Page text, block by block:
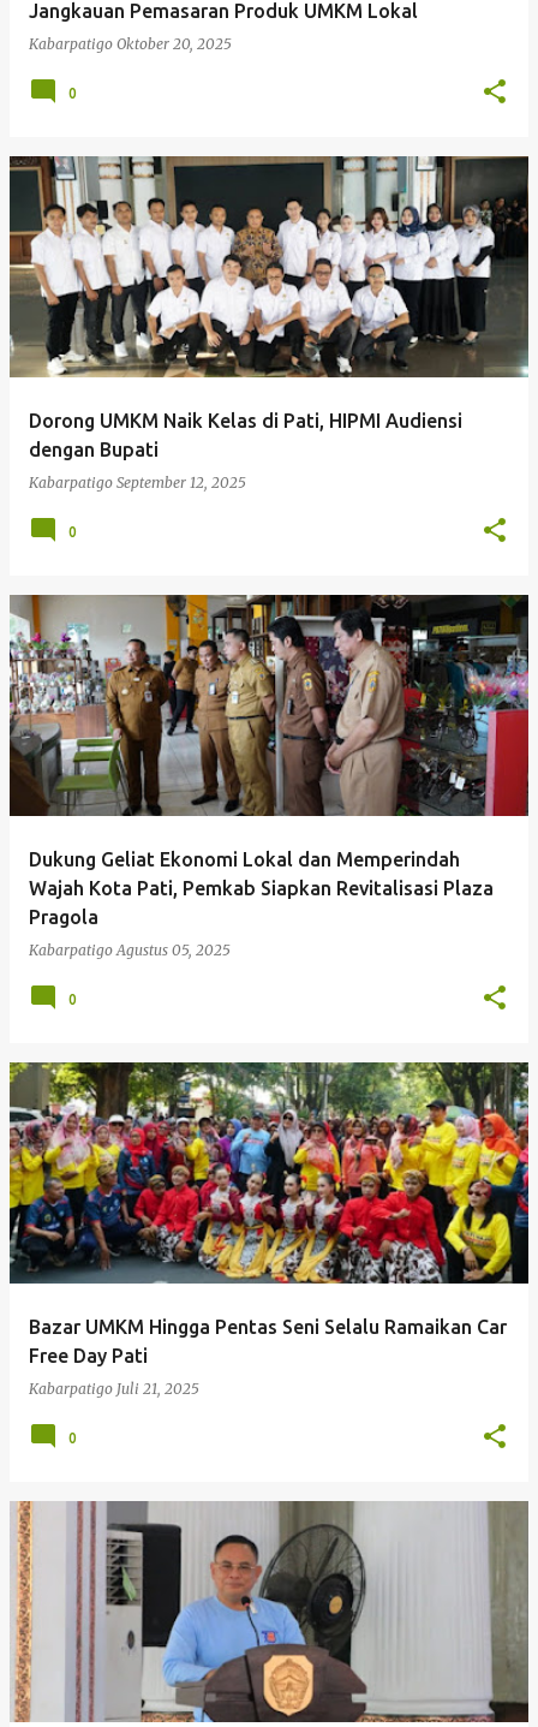
Jangkauan Pemasaran Produk UMKM Lokal
Kabarpatigo Oktober 20, 2025
0
Dorong UMKM Naik Kelas di Pati, HIPMI Audiensi
dengan Bupati
Kabarpatigo September 12, 2025
0
Dukung Geliat Ekonomi Lokal dan Memperindah
Wajah Kota Pati, Pemkab Siapkan Revitalisasi Plaza
Pragola
Kabarpatigo Agustus 05, 2025
0
Bazar UMKM Hingga Pentas Seni Selalu Ramaikan Car
Free Day Pati
Kabarpatigo Juli 21, 2025
0